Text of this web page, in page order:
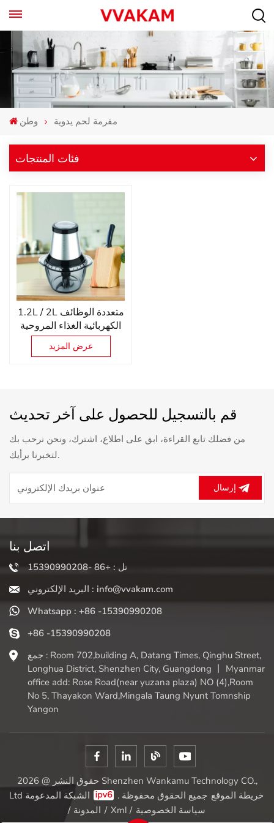
وطن مفرمة لحم يدوية
فئات المنتجات
1.2L / 2L متعددة الوظائف
الكهربائية الغذاء المروحية
الخضار اللحوم يام باوندر
الثوم البصل القاطع
عرض المزيد
قم بالتسجيل للحصول على آخر تحديث
من فضلك تابع القراءة، ابق على اطلاع، اشترك، ونحن نرحب بك
لتخبرنا برأيك.
إرسال
اتصل بنا
تل : +86 -15390990208
البريد الإلكتروني : info@vvakam.com
Whatsapp : +86 -15390990208
+86 -15390990208
جمع : Room 702,building A, Datang Times, Qinghu Street,
Longhua District, Shenzhen City, Guangdong 丨 Myanmar
office add: Rose Road(near yuzana plaza) NO (4),Room
No 5, Thayakon Ward,Mingala Taung Nyunt Tomnship
Yangon
حقوق النشر @ 2026 Shenzhen Wankamu Technology CO.,
Ltd جميع الحقوق محفوظة . خريطة الموقع
/ المدونة / Xml / سياسة الخصوصية